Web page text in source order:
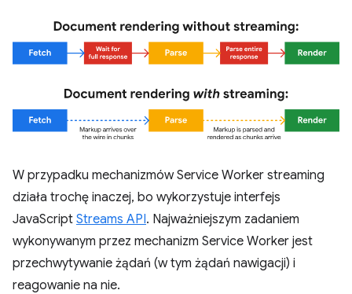
W przypadku mechanizmów Service Worker streaming
działa trochę inaczej, bo wykorzystuje interfejs
JavaScript Streams API. Najważniejszym zadaniem
wykonywanym przez mechanizm Service Worker jest
przechwytywanie żądań (w tym żądań nawigacji) i
reagowanie na nie.